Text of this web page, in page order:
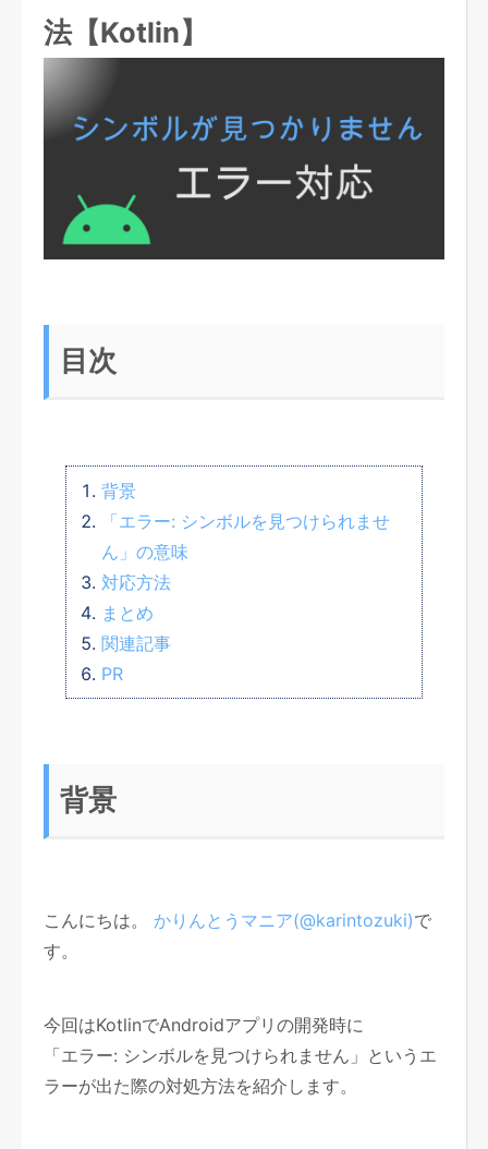
法【Kotlin】
目次
背景
「エラー: シンボルを見つけられませ
ん」の意味
対応方法
まとめ
関連記事
PR
背景
こんにちは。 かりんとうマニア(@karintozuki)で
す。
今回はKotlinでAndroidアプリの開発時に
「エラー: シンボルを見つけられません」というエ
ラーが出た際の対処方法を紹介します。